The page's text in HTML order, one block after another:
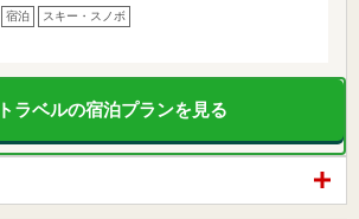
宿泊 スキー・スノボ
ラベルの宿泊プランを見る